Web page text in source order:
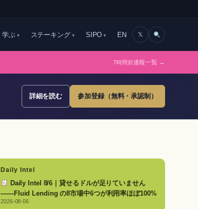
学ぶ ステーキング SIPO EN 𝕏
7時間前速報一覧 →
詳細を読む 参加登録（無料・承認制）
Daily Intel
Daily Intel 8/6｜貸せるドルが足りていません
——Fluid Lending の8市場中6つが利用率ほぼ100%
2026-08-06